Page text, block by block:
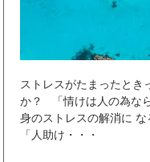
ストレスがたまったとき
か？ 「情けは人の為な
身のストレスの解消に
「人助け・・・